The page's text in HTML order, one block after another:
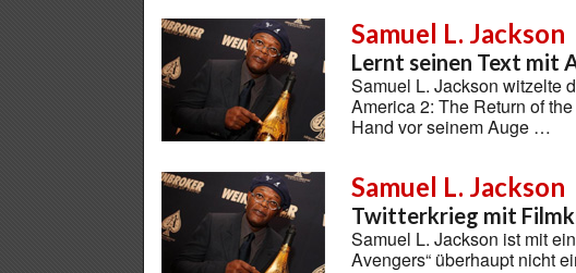
Samuel L. Jackson
Lernt seinen Text mit
Samuel L. Jackson witzelte
America 2: The Return of
Hand vor seinem Auge …
Samuel L. Jackson
Twitterkrieg mit
Samuel L. Jackson ist mit
Avengers“ überhaupt nicht